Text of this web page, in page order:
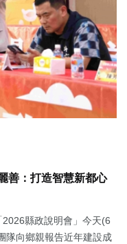
善：打造智慧新都心
2026縣政說明會」今天(6
隊向鄉親報告近年建設成